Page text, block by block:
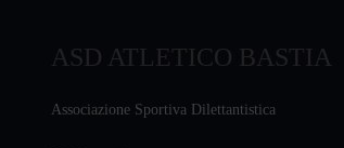
ASD ATLETICO BASTIA
Associazione Sportiva Dilettantistica